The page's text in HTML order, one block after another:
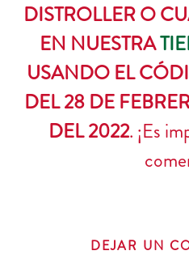
DISTROLLER O
EN NUESTRA
USANDO EL
DEL 28 DE
DEL 2022. ¡Es
DEJAR UN